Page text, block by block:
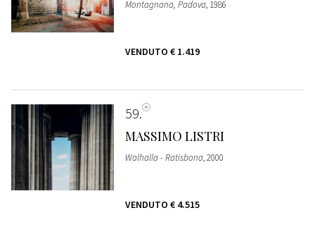
Montagnana, Padova, 1986
VENDUTO € 1.419
59
MASSIMO LISTRI
Walhalla - Ratisbona, 2000
VENDUTO € 4.515